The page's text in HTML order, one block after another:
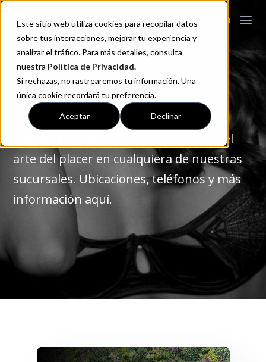
Este sitio web utiliza cookies para recopilar datos
sobre tus interacciones, mejorar tu experiencia y
analizar el tráfico. Para más detalles, consulta
nuestra Política de Privacidad.
Si rechazas, no rastrearemos tu información. Una
única cookie recordará tu preferencia.
Aceptar Declinar
Contacto
Contáctanos en Moteles Picasso. Vive el
arte del placer en cualquiera de nuestras
sucursales. Ubicaciones, teléfonos y más
información aquí.